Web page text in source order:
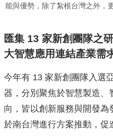
能與優勢，除了紮根台灣之外，
匯集 13 家新創團隊之
大智慧應用連結產業需
今年有 13 家新創團隊入選
器，分別聚焦於智慧製造、
向，皆以創新服務與開發
於南台灣進行方案推動，促